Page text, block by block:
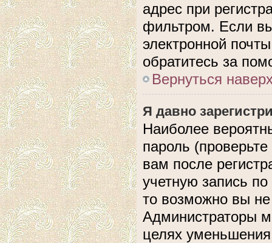
адрес при
фильтром. Если
электронной
обратитесь за
Вернуться
Я давно
Наиболее
пароль
вам после
учетную запись
то возможно вы
Администраторы
целях